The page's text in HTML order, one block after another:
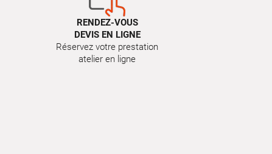
RENDEZ-VOUS
DEVIS EN LIGNE
Réservez votre prestation
atelier en ligne